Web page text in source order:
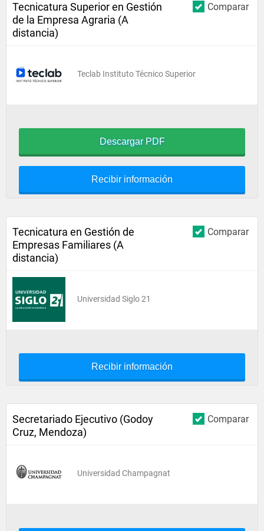
Comparar
Tecnicatura Superior en Gestión
de la Empresa Agraria (A
distancia)
Teclab Instituto Técnico Superior
Descargar PDF
Recibir información
Comparar
Tecnicatura en Gestión de
Empresas Familiares (A
distancia)
Universidad Siglo 21
Recibir información
Comparar
Secretariado Ejecutivo (Godoy
Cruz, Mendoza)
Universidad Champagnat